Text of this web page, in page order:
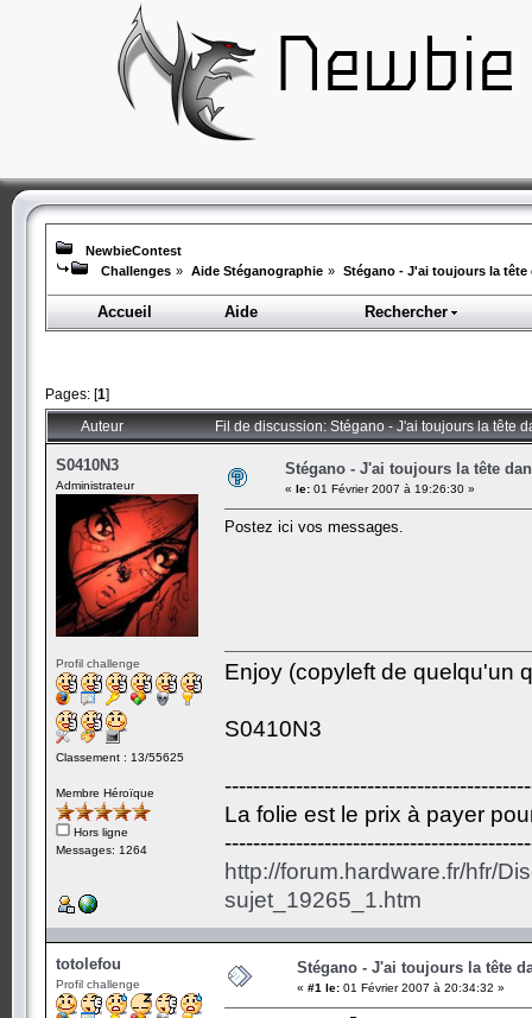
NewbieContest
Challenges » Aide Stéganographie » Stégano - J'ai toujours la tête
Accueil Aide Rechercher
Pages: [1]
Auteur Fil de discussion: Stégano - J'ai toujours la tête
S0410N3
Administrateur
Profil challenge
Classement : 13/55625
Membre Héroïque
Hors ligne
Messages: 1264
Stégano - J'ai toujours la tête
« le: 01 Février 2007 à 19:26:30 »
Postez ici vos messages.
Enjoy (copyleft de quelqu'un
S0410N3
La folie est le prix à payer
http://forum.hardware.fr/hfr/
sujet_19265_1.htm
totolefou
Profil challenge
Stégano - J'ai toujours la tête
« #1 le: 01 Février 2007 à 20:34:32 »